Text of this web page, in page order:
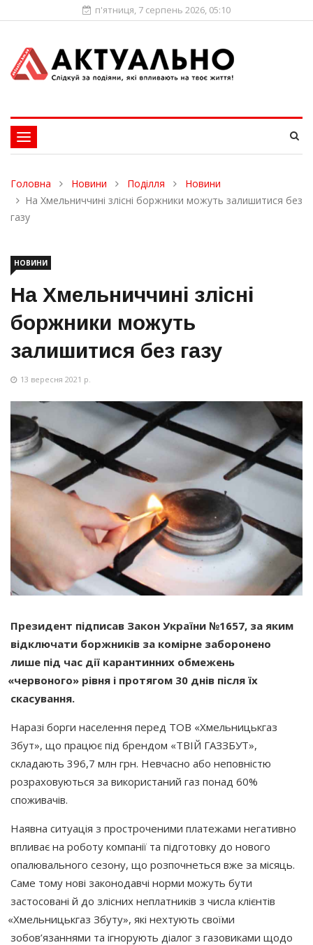
п'ятниця, 7 серпень 2026, 05:10
Toggle
navigation
Головна Новини Поділля
Новини
На Хмельниччині злісні боржники можуть залишитися без
газу
НОВИНИ
На Хмельниччині злісні
боржники можуть
залишитися без газу
13 вересня 2021 р.
Президент підписав Закон України №1657, за яким
відключати боржників за комірне заборонено
лише під час дії карантинних обмежень
«червоного» рівня і протягом 30 днів після їх
скасування.
Наразі борги населення перед ТОВ «Хмельницькгаз
Збут», що працює під брендом «ТВІЙ ГАЗЗБУТ»,
складають 396,7 млн грн. Невчасно або неповністю
розраховуються за використаний газ понад 60%
споживачів.
Наявна ситуація з простроченими платежами негативно
впливає на роботу компанії та підготовку до нового
опалювального сезону, що розпочнеться вже за місяць.
Саме тому нові законодавчі норми можуть бути
застосовані й до злісних неплатників з числа клієнтів
«Хмельницькгаз Збуту», які нехтують своїми
зобов’язаннями та ігнорують діалог з газовиками щодо